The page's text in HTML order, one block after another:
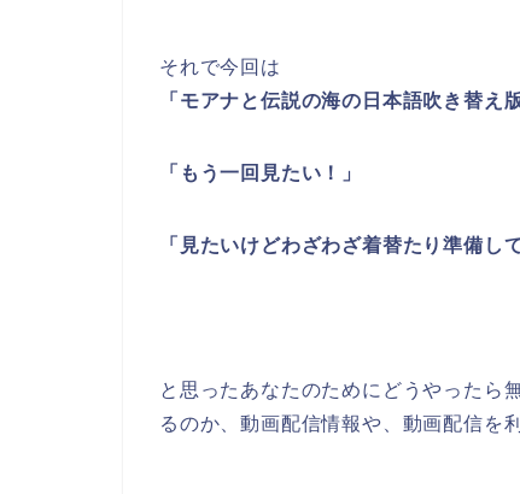
それで今回は
「モアナと伝説の海の日本語吹き替え
「もう一回見たい！」
「見たいけどわざわざ着替たり準備し
と思ったあなたのためにどうやったら
るのか、動画配信情報や、動画配信を